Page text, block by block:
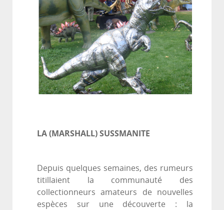
LA (MARSHALL) SUSSMANITE
Depuis quelques semaines, des rumeurs
titillaient la communauté des
collectionneurs amateurs de nouvelles
espèces sur une découverte : la